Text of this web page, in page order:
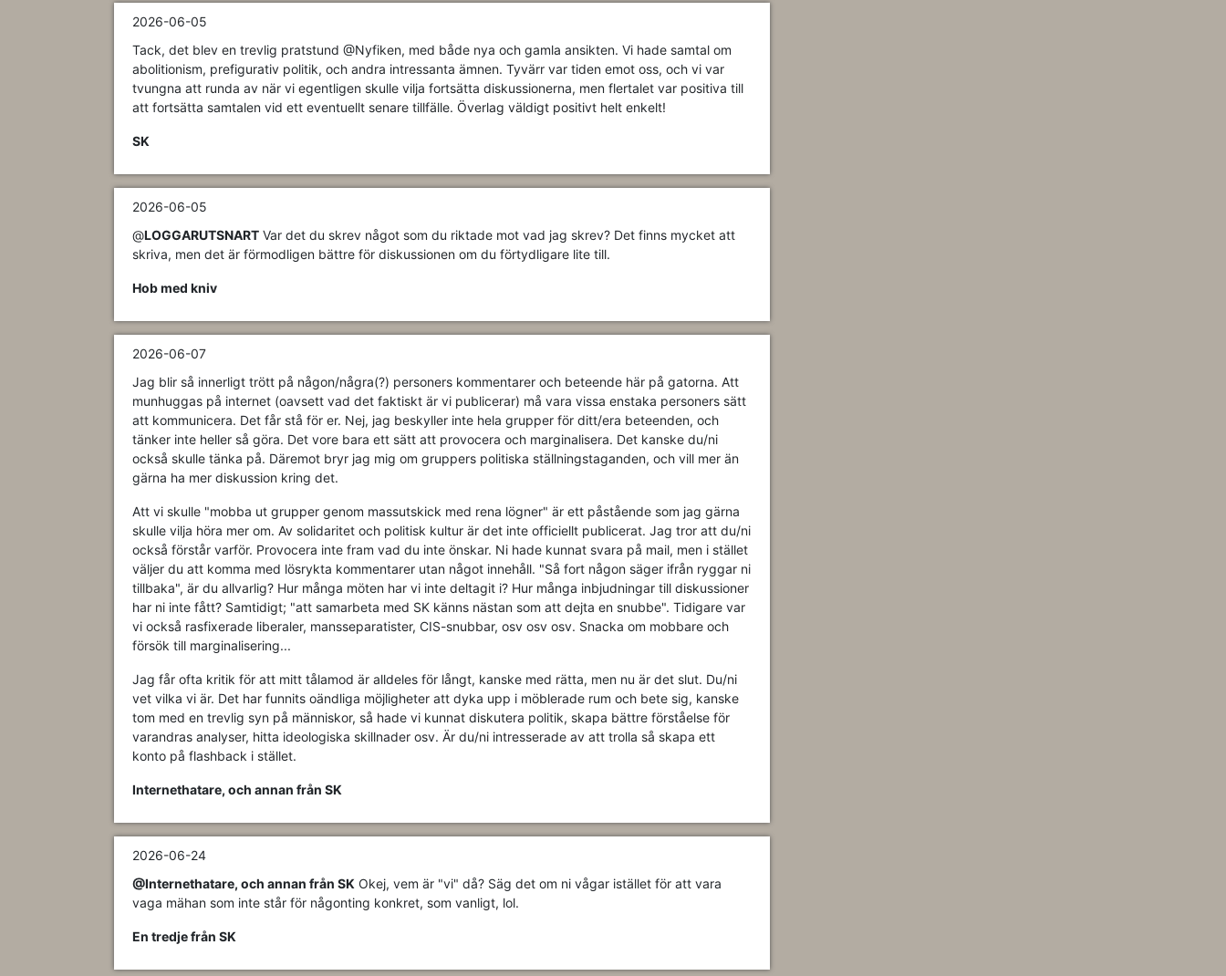
2026-06-05
Tack, det blev en trevlig pratstund @Nyfiken, med både nya och gamla ansikten. Vi hade samtal om
abolitionism, prefigurativ politik, och andra intressanta ämnen. Tyvärr var tiden emot oss, och vi var
tvungna att runda av när vi egentligen skulle vilja fortsätta diskussionerna, men flertalet var positiva till
att fortsätta samtalen vid ett eventuellt senare tillfälle. Överlag väldigt positivt helt enkelt!
SK
2026-06-05
@LOGGARUTSNART Var det du skrev något som du riktade mot vad jag skrev? Det finns mycket att
skriva, men det är förmodligen bättre för diskussionen om du förtydligare lite till.
Hob med kniv
2026-06-07
Jag blir så innerligt trött på någon/några(?) personers kommentarer och beteende här på gatorna. Att
munhuggas på internet (oavsett vad det faktiskt är vi publicerar) må vara vissa enstaka personers sätt
att kommunicera. Det får stå för er. Nej, jag beskyller inte hela grupper för ditt/era beteenden, och
tänker inte heller så göra. Det vore bara ett sätt att provocera och marginalisera. Det kanske du/ni
också skulle tänka på. Däremot bryr jag mig om gruppers politiska ställningstaganden, och vill mer än
gärna ha mer diskussion kring det.
Att vi skulle "mobba ut grupper genom massutskick med rena lögner" är ett påstående som jag gärna
skulle vilja höra mer om. Av solidaritet och politisk kultur är det inte officiellt publicerat. Jag tror att du/ni
också förstår varför. Provocera inte fram vad du inte önskar. Ni hade kunnat svara på mail, men i stället
väljer du att komma med lösrykta kommentarer utan något innehåll. "Så fort någon säger ifrån ryggar ni
tillbaka", är du allvarlig? Hur många möten har vi inte deltagit i? Hur många inbjudningar till diskussioner
har ni inte fått? Samtidigt; "att samarbeta med SK känns nästan som att dejta en snubbe". Tidigare var
vi också rasfixerade liberaler, mansseparatister, CIS-snubbar, osv osv osv. Snacka om mobbare och
försök till marginalisering...
Jag får ofta kritik för att mitt tålamod är alldeles för långt, kanske med rätta, men nu är det slut. Du/ni
vet vilka vi är. Det har funnits oändliga möjligheter att dyka upp i möblerade rum och bete sig, kanske
tom med en trevlig syn på människor, så hade vi kunnat diskutera politik, skapa bättre förståelse för
varandras analyser, hitta ideologiska skillnader osv. Är du/ni intresserade av att trolla så skapa ett
konto på flashback i stället.
Internethatare, och annan från SK
2026-06-24
@Internethatare, och annan från SK Okej, vem är "vi" då? Säg det om ni vågar istället för att vara
vaga mähan som inte står för någonting konkret, som vanligt, lol.
En tredje från SK